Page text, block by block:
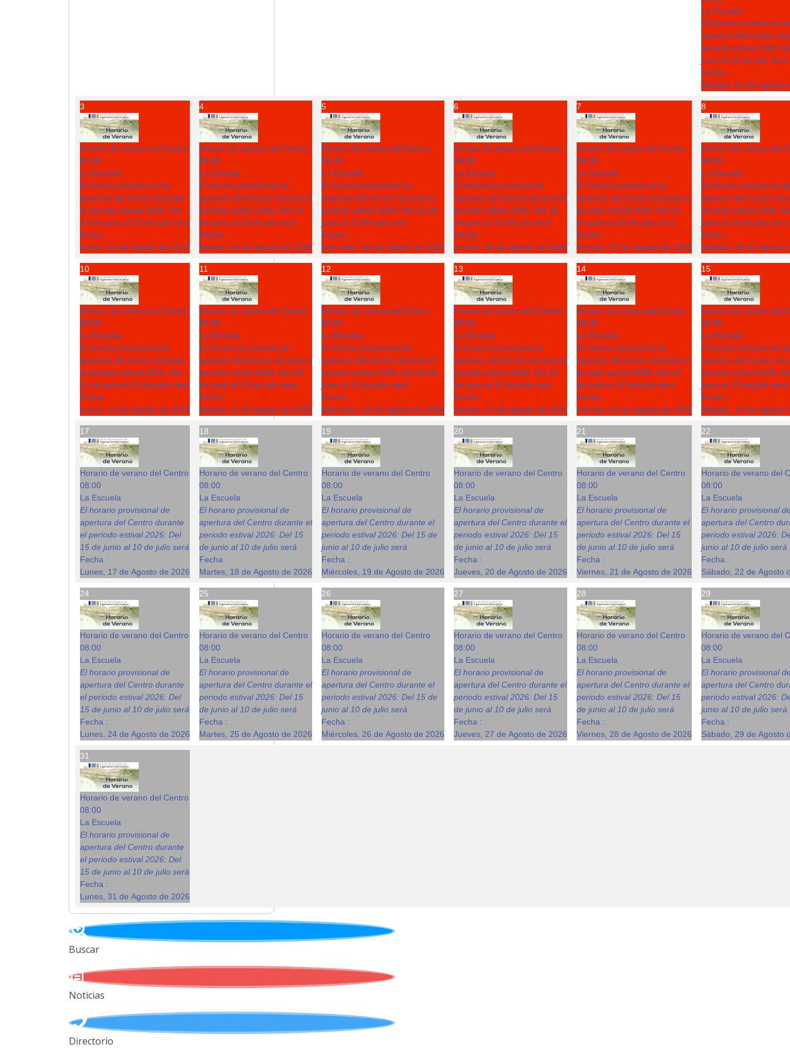
La Escuela
El horario provisional
apertura del Centro
periodo estival 2026:
junio al 10 de julio será
Fecha :
Sábado, 01 de Agosto
3
Horario de verano del Centro
08:00
La Escuela
El horario provisional de
apertura del Centro durante
el periodo estival 2026: Del
15 de junio al 10 de julio será
Fecha :
Lunes, 03 de Agosto de 2026
4
Horario de verano del Centro
08:00
La Escuela
El horario provisional de
apertura del Centro durante el
periodo estival 2026: Del 15
de junio al 10 de julio será
Fecha :
Martes, 04 de Agosto de 2026
5
Horario de verano del Centro
08:00
La Escuela
El horario provisional de
apertura del Centro durante el
periodo estival 2026: Del 15 de
junio al 10 de julio será
Fecha :
Miércoles, 05 de Agosto de 2026
6
Horario de verano del Centro
08:00
La Escuela
El horario provisional de
apertura del Centro durante el
periodo estival 2026: Del 15
de junio al 10 de julio será
Fecha :
Jueves, 06 de Agosto de 2026
7
Horario de verano del Centro
08:00
La Escuela
El horario provisional de
apertura del Centro durante el
periodo estival 2026: Del 15
de junio al 10 de julio será
Fecha :
Viernes, 07 de Agosto de 2026
8
Horario de verano del
08:00
La Escuela
El horario provisional
apertura del Centro
periodo estival 2026:
junio al 10 de julio será
Fecha :
Sábado, 08 de Agosto
10
Horario de verano del Centro
08:00
La Escuela
El horario provisional de
apertura del Centro durante
el periodo estival 2026: Del
15 de junio al 10 de julio será
Fecha :
Lunes, 10 de Agosto de 2026
11
Horario de verano del Centro
08:00
La Escuela
El horario provisional de
apertura del Centro durante el
periodo estival 2026: Del 15
de junio al 10 de julio será
Fecha :
Martes, 11 de Agosto de 2026
12
Horario de verano del Centro
08:00
La Escuela
El horario provisional de
apertura del Centro durante el
periodo estival 2026: Del 15 de
junio al 10 de julio será
Fecha :
Miércoles, 12 de Agosto de 2026
13
Horario de verano del Centro
08:00
La Escuela
El horario provisional de
apertura del Centro durante el
periodo estival 2026: Del 15
de junio al 10 de julio será
Fecha :
Jueves, 13 de Agosto de 2026
14
Horario de verano del Centro
08:00
La Escuela
El horario provisional de
apertura del Centro durante el
periodo estival 2026: Del 15
de junio al 10 de julio será
Fecha :
Viernes, 14 de Agosto de 2026
15
Horario de verano del
08:00
La Escuela
El horario provisional
apertura del Centro
periodo estival 2026:
junio al 10 de julio será
Fecha :
Sábado, 15 de Agosto
17
Horario de verano del Centro
08:00
La Escuela
El horario provisional de
apertura del Centro durante
el periodo estival 2026: Del
15 de junio al 10 de julio será
Fecha :
Lunes, 17 de Agosto de 2026
18
Horario de verano del Centro
08:00
La Escuela
El horario provisional de
apertura del Centro durante el
periodo estival 2026: Del 15
de junio al 10 de julio será
Fecha :
Martes, 18 de Agosto de 2026
19
Horario de verano del Centro
08:00
La Escuela
El horario provisional de
apertura del Centro durante el
periodo estival 2026: Del 15 de
junio al 10 de julio será
Fecha :
Miércoles, 19 de Agosto de 2026
20
Horario de verano del Centro
08:00
La Escuela
El horario provisional de
apertura del Centro durante el
periodo estival 2026: Del 15
de junio al 10 de julio será
Fecha :
Jueves, 20 de Agosto de 2026
21
Horario de verano del Centro
08:00
La Escuela
El horario provisional de
apertura del Centro durante el
periodo estival 2026: Del 15
de junio al 10 de julio será
Fecha :
Viernes, 21 de Agosto de 2026
22
Horario de verano del
08:00
La Escuela
El horario provisional
apertura del Centro
periodo estival 2026:
junio al 10 de julio será
Fecha :
Sábado, 22 de Agosto
24
Horario de verano del Centro
08:00
La Escuela
El horario provisional de
apertura del Centro durante
el periodo estival 2026: Del
15 de junio al 10 de julio será
Fecha :
Lunes, 24 de Agosto de 2026
25
Horario de verano del Centro
08:00
La Escuela
El horario provisional de
apertura del Centro durante el
periodo estival 2026: Del 15
de junio al 10 de julio será
Fecha :
Martes, 25 de Agosto de 2026
26
Horario de verano del Centro
08:00
La Escuela
El horario provisional de
apertura del Centro durante el
periodo estival 2026: Del 15 de
junio al 10 de julio será
Fecha :
Miércoles, 26 de Agosto de 2026
27
Horario de verano del Centro
08:00
La Escuela
El horario provisional de
apertura del Centro durante el
periodo estival 2026: Del 15
de junio al 10 de julio será
Fecha :
Jueves, 27 de Agosto de 2026
28
Horario de verano del Centro
08:00
La Escuela
El horario provisional de
apertura del Centro durante el
periodo estival 2026: Del 15
de junio al 10 de julio será
Fecha :
Viernes, 28 de Agosto de 2026
29
Horario de verano del
08:00
La Escuela
El horario provisional
apertura del Centro
periodo estival 2026:
junio al 10 de julio será
Fecha :
Sábado, 29 de Agosto
31
Horario de verano del Centro
08:00
La Escuela
El horario provisional de
apertura del Centro durante
el periodo estival 2026: Del
15 de junio al 10 de julio será
Fecha :
Lunes, 31 de Agosto de 2026
Buscar
Noticias
Directorio